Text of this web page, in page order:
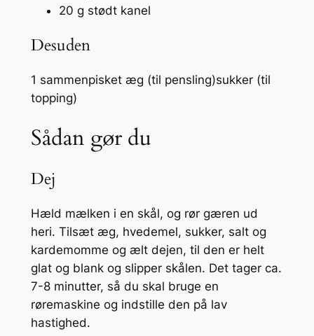
20 g stødt kanel
Desuden
1 sammenpisket æg (til pensling)sukker (til
topping)
Sådan gør du
Dej
Hæld mælken i en skål, og rør gæren ud
heri. Tilsæt æg, hvedemel, sukker, salt og
kardemomme og ælt dejen, til den er helt
glat og blank og slipper skålen. Det tager ca.
7-8 minutter, så du skal bruge en
røremaskine og indstille den på lav
hastighed.